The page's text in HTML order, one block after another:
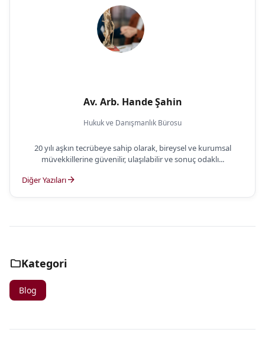
Av. Arb. Hande Şahin
Hukuk ve Danışmanlık Bürosu
20 yılı aşkın tecrübeye sahip olarak, bireysel ve kurumsal
müvekkillerine güvenilir, ulaşılabilir ve sonuç odaklı...
Diğer Yazılarıarrow_forward
folderKategori
Blog